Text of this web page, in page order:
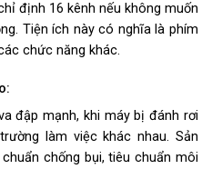
định 16 kênh nếu không muốn
Tiện ích này có nghĩa là phím
chức năng khác.
đập mạnh, khi máy bị đánh rơi
làm việc khác nhau. Sản
chống bụi, tiêu chuẩn môi